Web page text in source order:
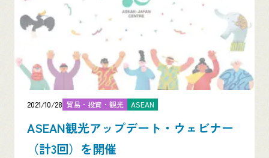
2021/10/28 貿易・投資・観光 ASEAN
ASEAN観光アップデート・ウェビナー
（計3回）を開催